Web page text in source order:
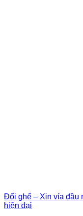
Đổi ghế – Xin vía đầu
hiện đại